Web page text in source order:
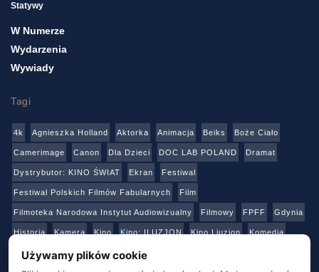
Statywy
W Numerze
Wydarzenia
Wywiady
Tagi
4k Agnieszka Holland Aktorka Animacja Beiks Boże Ciało
Camerimage Canon Dla Dzieci DOC LAB POLAND Dramat
Dystrybutor: KINO ŚWIAT Ekran Festiwal
Festiwal Polskich Filmów Fabularnych Film
Filmoteka Narodowa Instytut Audiowizualny Filmowy FPFF Gdynia
Historia Kamera Kino Kino: ILUZJON Kino Liuzjon Komedia
Konkurs Netflix Online Panasonic
Używamy plików cookie